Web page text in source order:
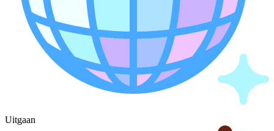
Uitgaan